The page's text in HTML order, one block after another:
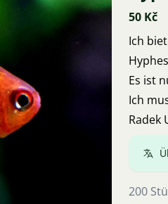
50 Kč
Ich
Es ist
Ich
Radek
200